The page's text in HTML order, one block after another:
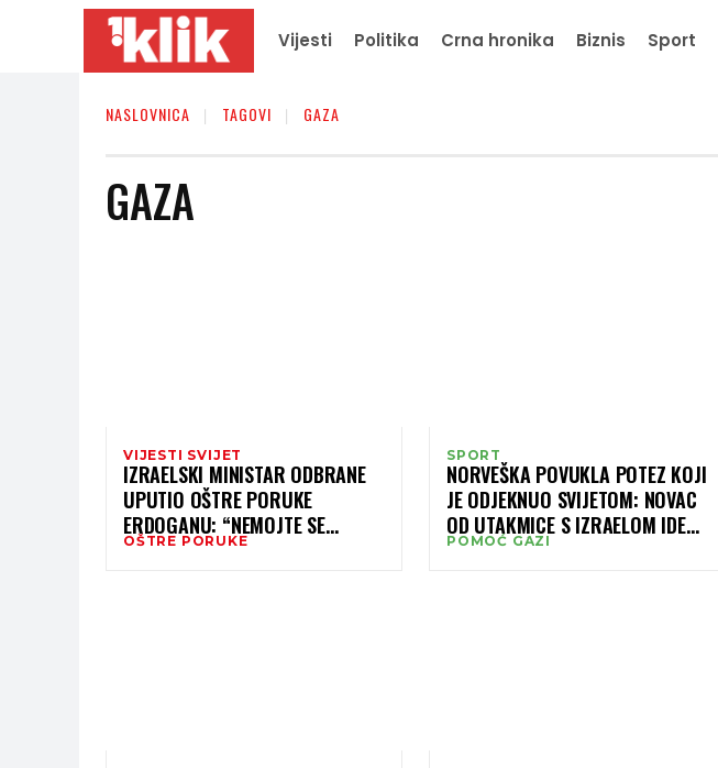
Vijesti Politika Crna hronika Biznis Sport
NASLOVNICA TAGOVI GAZA
GAZA
VIJESTI SVIJET
IZRAELSKI MINISTAR ODBRANE
UPUTIO OŠTRE PORUKE
ERDOGANU: “NEMOJTE SE
PETLJATI S NAMA”
OŠTRE PORUKE
SPORT
NORVEŠKA POVUKLA POTEZ KOJI
JE ODJEKNUO SVIJETOM: NOVAC
OD UTAKMICE S IZRAELOM IDE
ZA POMOĆ GAZI
POMOĆ GAZI